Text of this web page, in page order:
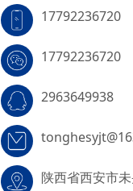
17792236720
17792236720
2963649938
陕西省西安市